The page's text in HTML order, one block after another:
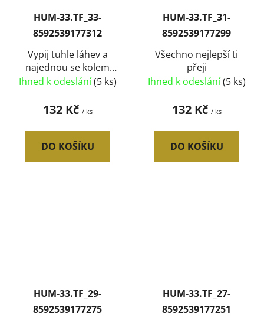
HUM-33.TF_33-
8592539177312
Vypij tuhle láhev a
najednou se kolem
tebe..
Ihned k odeslání(5 ks)
132 Kč / ks
DO KOŠÍKU
HUM-33.TF_31-
8592539177299
Všechno nejlepší ti
přeji
Ihned k odeslání(5 ks)
132 Kč / ks
DO KOŠÍKU
HUM-33.TF_29-
8592539177275
HUM-33.TF_27-
8592539177251